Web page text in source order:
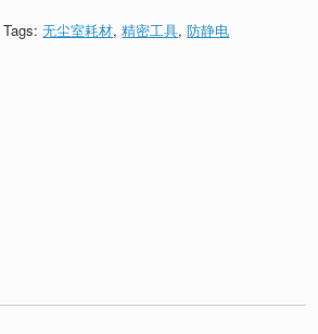
Tags:无尘室耗材,精密工具,防静电